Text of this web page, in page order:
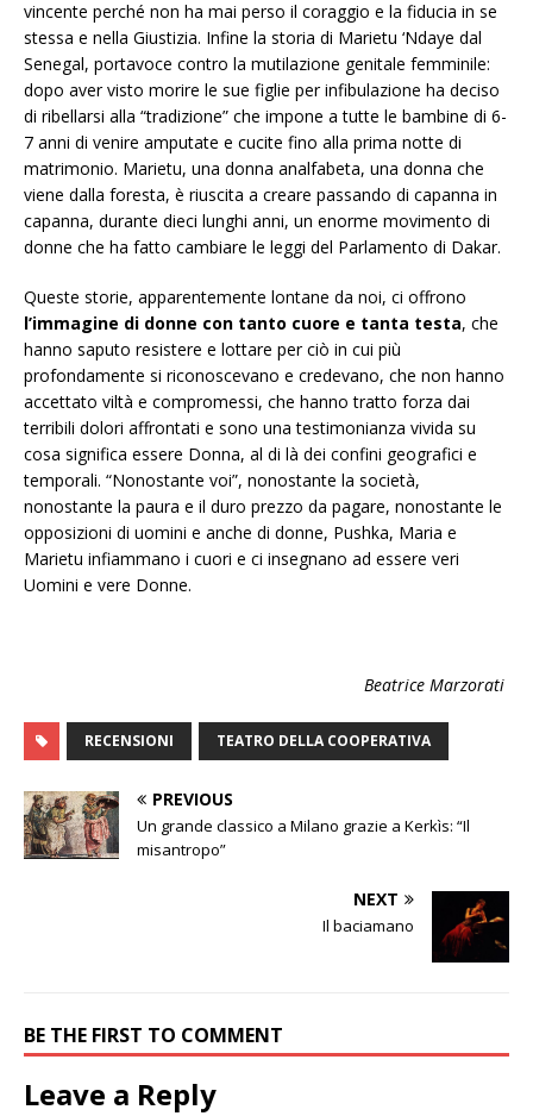
vincente perché non ha mai perso il coraggio e la fiducia in se
stessa e nella Giustizia. Infine la storia di Marietu ‘Ndaye dal
Senegal, portavoce contro la mutilazione genitale femminile:
dopo aver visto morire le sue figlie per infibulazione ha deciso
di ribellarsi alla “tradizione” che impone a tutte le bambine di 6-
7 anni di venire amputate e cucite fino alla prima notte di
matrimonio. Marietu, una donna analfabeta, una donna che
viene dalla foresta, è riuscita a creare passando di capanna in
capanna, durante dieci lunghi anni, un enorme movimento di
donne che ha fatto cambiare le leggi del Parlamento di Dakar.
Queste storie, apparentemente lontane da noi, ci offrono
l’immagine di donne con tanto cuore e tanta testa, che
hanno saputo resistere e lottare per ciò in cui più
profondamente si riconoscevano e credevano, che non hanno
accettato viltà e compromessi, che hanno tratto forza dai
terribili dolori affrontati e sono una testimonianza vivida su
cosa significa essere Donna, al di là dei confini geografici e
temporali. “Nonostante voi”, nonostante la società,
nonostante la paura e il duro prezzo da pagare, nonostante le
opposizioni di uomini e anche di donne, Pushka, Maria e
Marietu infiammano i cuori e ci insegnano ad essere veri
Uomini e vere Donne.
Beatrice Marzorati
RECENSIONI TEATRO DELLA COOPERATIVA
PREVIOUS
Un grande classico a Milano grazie a Kerkìs: “Il
misantropo”
NEXT
Il baciamano
BE THE FIRST TO COMMENT
Leave a Reply